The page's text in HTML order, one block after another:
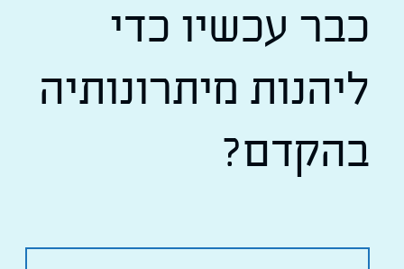
כבר עכשיו כדי
ליהנות מיתרונותיה
בהקדם?